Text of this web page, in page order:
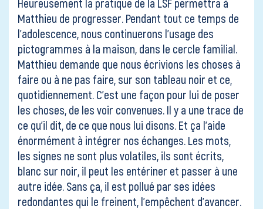
Heureusement la pratique de la LSF permettra à
Matthieu de progresser. Pendant tout ce temps de
l’adolescence, nous continuerons l’usage des
pictogrammes à la maison, dans le cercle familial.
Matthieu demande que nous écrivions les choses à
faire ou à ne pas faire, sur son tableau noir et ce,
quotidiennement. C’est une façon pour lui de poser
les choses, de les voir convenues. Il y a une trace de
ce qu’il dit, de ce que nous lui disons. Et ça l’aide
énormément à intégrer nos échanges. Les mots,
les signes ne sont plus volatiles, ils sont écrits,
blanc sur noir, il peut les entériner et passer à une
autre idée. Sans ça, il est pollué par ses idées
redondantes qui le freinent, l’empêchent d’avancer.